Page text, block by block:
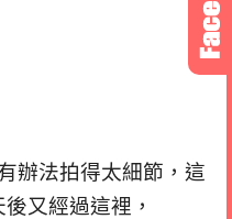
辦法拍得太細節，這
又經過這裡，